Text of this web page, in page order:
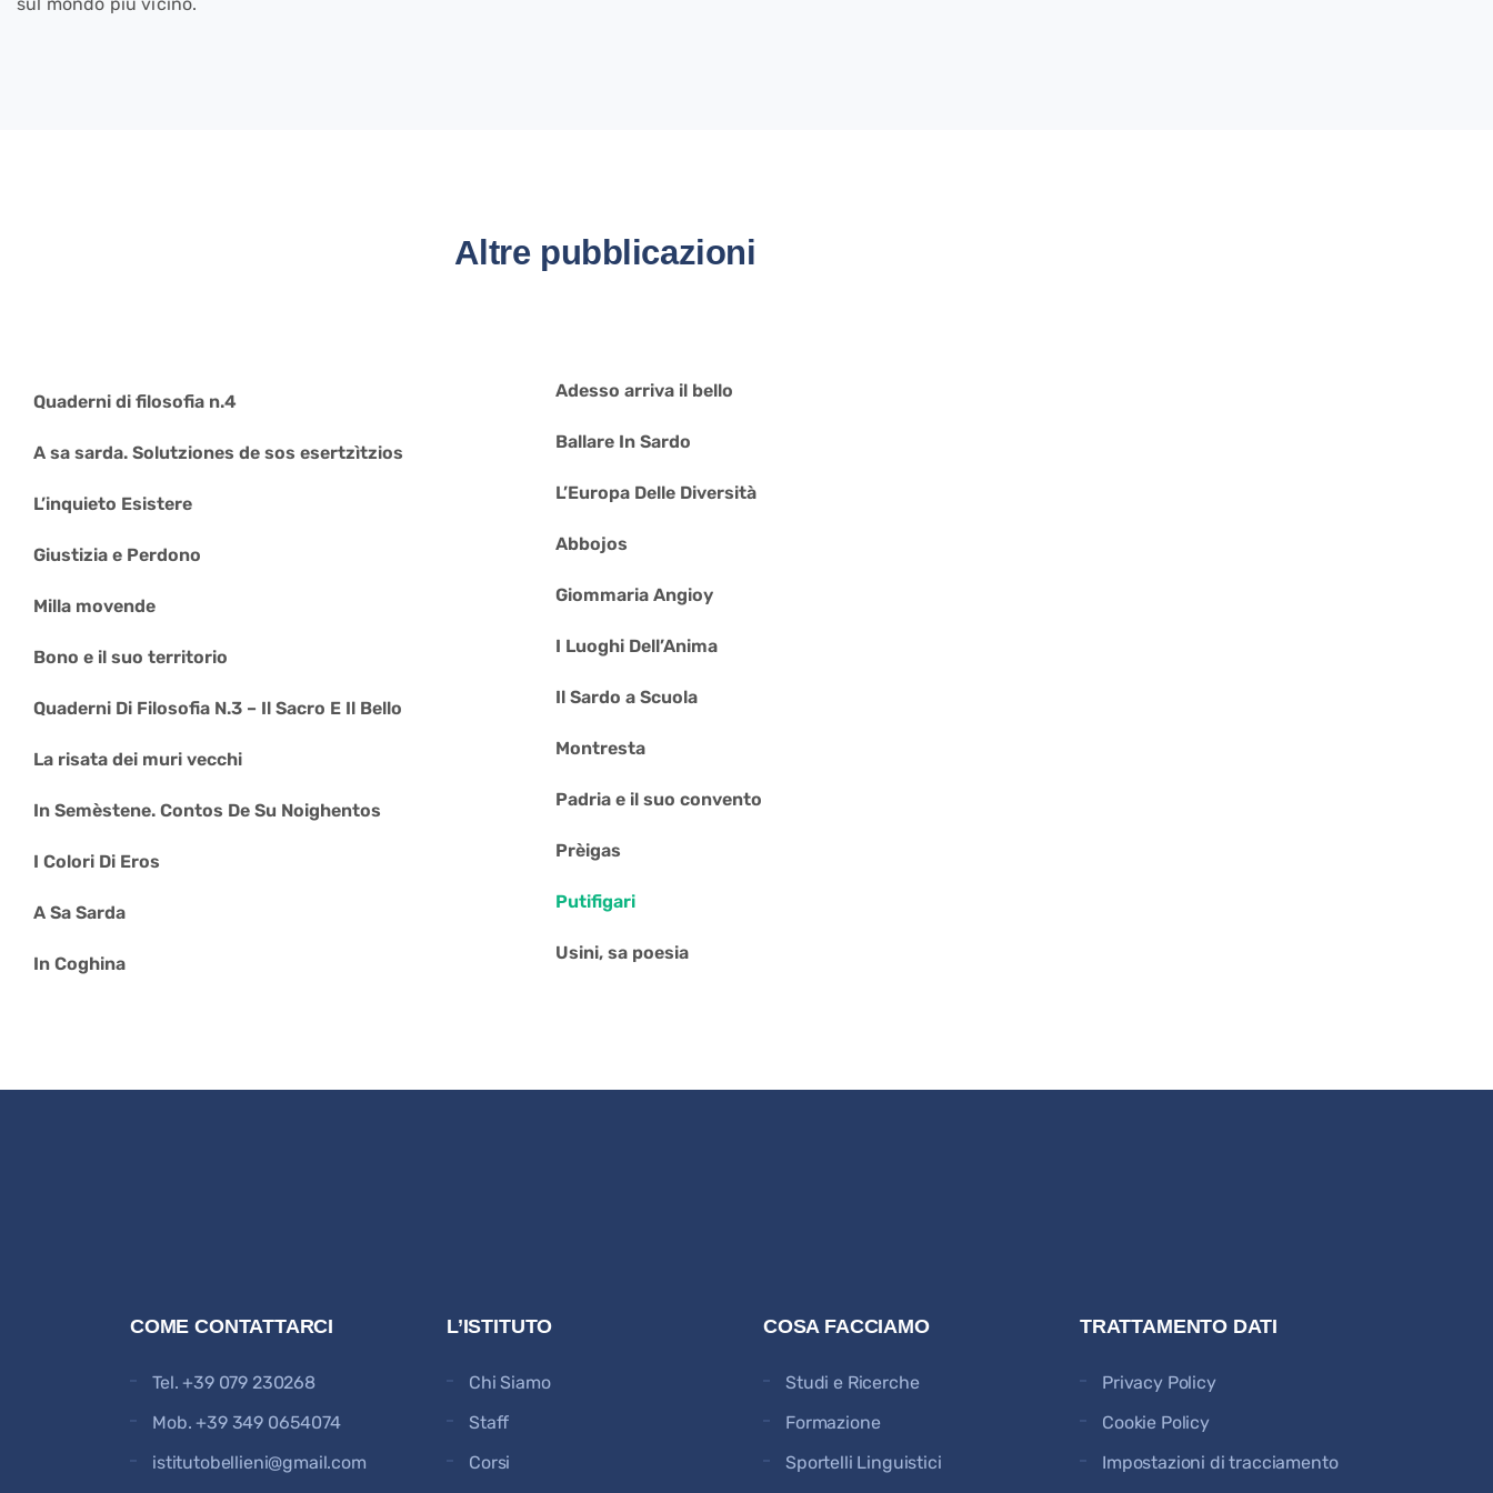
Altre pubblicazioni
Quaderni di filosofia n.4
A sa sarda. Solutziones de sos esertzìtzios
L’inquieto Esistere
Giustizia e Perdono
Milla movende
Bono e il suo territorio
Quaderni Di Filosofia N.3 – Il Sacro E Il Bello
La risata dei muri vecchi
In Semèstene. Contos De Su Noighentos
I Colori Di Eros
A Sa Sarda
In Coghina
Adesso arriva il bello
Ballare In Sardo
L’Europa Delle Diversità
Abbojos
Giommaria Angioy
I Luoghi Dell’Anima
Il Sardo a Scuola
Montresta
Padria e il suo convento
Prèigas
Putifigari
Usini, sa poesia
COME CONTATTARCI
Tel.+39 079 230268
Mob.+39 349 0654074
istitutobellieni@gmail.com
L’ISTITUTO
Chi Siamo
Staff
Corsi
COSA FACCIAMO
Studi e Ricerche
Formazione
Sportelli Linguistici
TRATTAMENTO DATI
Privacy Policy
Cookie Policy
Impostazioni di tracciamento